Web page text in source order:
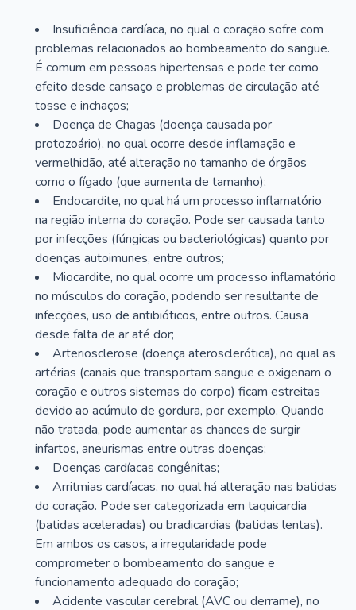
Insuficiência cardíaca, no qual o coração sofre com
problemas relacionados ao bombeamento do sangue.
É comum em pessoas hipertensas e pode ter como
efeito desde cansaço e problemas de circulação até
tosse e inchaços;
Doença de Chagas (doença causada por
protozoário), no qual ocorre desde inflamação e
vermelhidão, até alteração no tamanho de órgãos
como o fígado (que aumenta de tamanho);
Endocardite, no qual há um processo inflamatório
na região interna do coração. Pode ser causada tanto
por infecções (fúngicas ou bacteriológicas) quanto por
doenças autoimunes, entre outros;
Miocardite, no qual ocorre um processo inflamatório
no músculos do coração, podendo ser resultante de
infecções, uso de antibióticos, entre outros. Causa
desde falta de ar até dor;
Arteriosclerose (doença aterosclerótica), no qual as
artérias (canais que transportam sangue e oxigenam o
coração e outros sistemas do corpo) ficam estreitas
devido ao acúmulo de gordura, por exemplo. Quando
não tratada, pode aumentar as chances de surgir
infartos, aneurismas entre outras doenças;
Doenças cardíacas congênitas;
Arritmias cardíacas, no qual há alteração nas batidas
do coração. Pode ser categorizada em taquicardia
(batidas aceleradas) ou bradicardias (batidas lentas).
Em ambos os casos, a irregularidade pode
comprometer o bombeamento do sangue e
funcionamento adequado do coração;
Acidente vascular cerebral (AVC ou derrame), no